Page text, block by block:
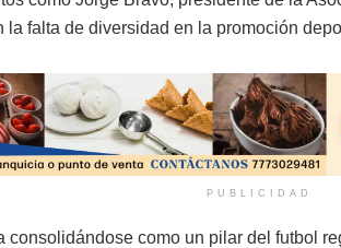
la falta de diversidad en la promoción
PUBLICIDAD
consolidándose como un pilar del futbol